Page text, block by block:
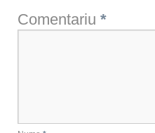
Comentariu *